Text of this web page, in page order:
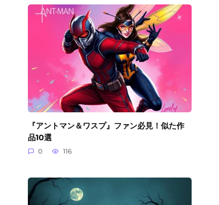
『アントマン＆ワスプ』ファン必見！似た作
品10選
0 116